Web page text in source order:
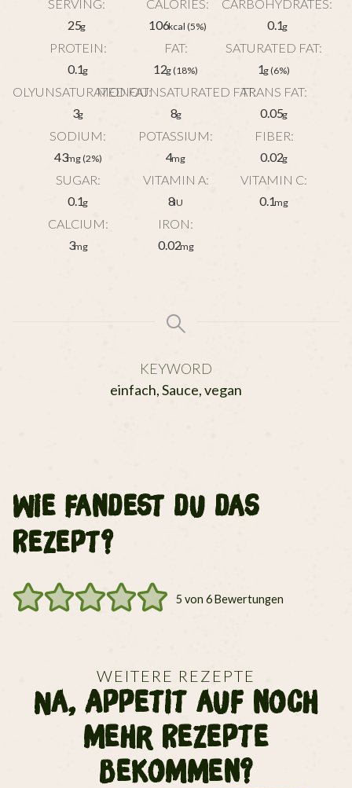
SERVING:
25g
CALORIES:
106kcal (5%)
CARBOHYDRATES:
0.1g
PROTEIN:
0.1g
FAT:
12g(18%)
SATURATED FAT:
1g(6%)
POLYUNSATURATED FAT:
3g
MONOUNSATURATED FAT:
8g
TRANS FAT:
0.05g
SODIUM:
43mg(2%)
POTASSIUM:
4mg
FIBER:
0.02g
SUGAR:
0.1g
VITAMIN A:
8IU
VITAMIN C:
0.1mg
CALCIUM:
3mg
IRON:
0.02mg
KEYWORD
einfach, Sauce, vegan
Wie fandest du das
Rezept?
5 von 6Bewertungen
WEITERE REZEPTE
Na, Appetit auf noch
mehr Rezepte
bekommen?